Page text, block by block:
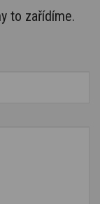
to zařídíme.